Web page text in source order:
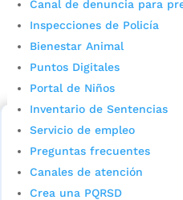
Canal de denuncia para
Inspecciones de Policía
Bienestar Animal
Puntos Digitales
Portal de Niños
Inventario de Sentencias
Servicio de empleo
Preguntas frecuentes
Canales de atención
Crea una PQRSD
Cupos Escolares
Consulta aqui los pasos
cupo escolar en los
Bucaramanga.
Alcaldía de
Sede principal